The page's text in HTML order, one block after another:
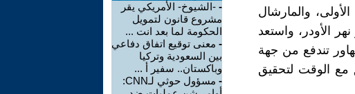
والمارشال
الأودر، واستعد
تندفع من جهة
مع الوقت لتحقيق
- -الشيوخ- الأمريكي يقر
مشروع قانون لتمويل
الحكومة لما بعد انت ...
- معنى توقيع اتفاق دفاعي
بين السعودية وتركيا
وباكستان.. سفير أ ...
-
مسؤول حوثي لـCNN: